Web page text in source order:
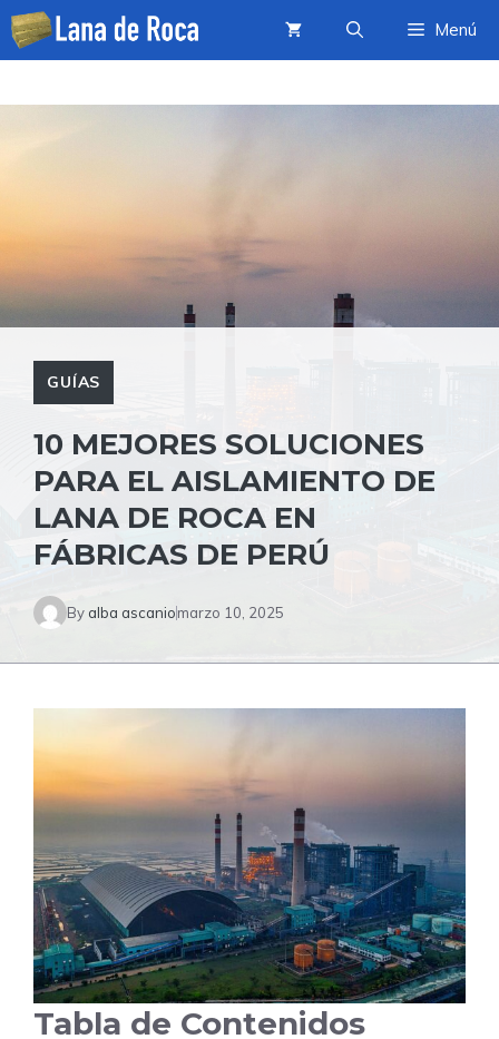
Saltar
Menú
GUÍAS
10 MEJORES SOLUCIONES
PARA EL AISLAMIENTO DE
LANA DE ROCA EN
FÁBRICAS DE PERÚ
By alba ascaniomarzo 10, 2025
Tabla de Contenidos